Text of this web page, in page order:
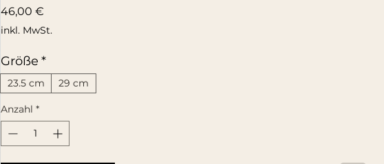
46,00 €
inkl. MwSt.
Größe *
23.5 cm 29 cm
Anzahl *